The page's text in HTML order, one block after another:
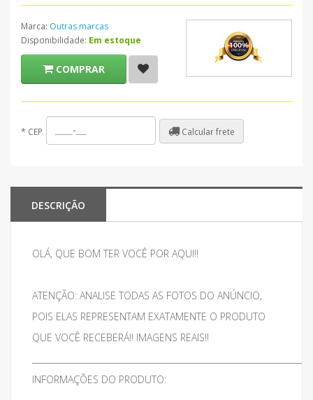
Marca: Outras marcas
Disponibilidade: Em estoque
COMPRAR
* CEP Calcular frete
DESCRIÇÃO
OLÁ, QUE BOM TER VOCÊ POR AQUI!!
ATENÇÃO: ANALISE TODAS AS FOTOS DO ANÚNCIO,
POIS ELAS REPRESENTAM EXATAMENTE O PRODUTO
QUE VOCÊ RECEBERÁ!! IMAGENS REAIS!!
INFORMAÇÕES DO PRODUTO: